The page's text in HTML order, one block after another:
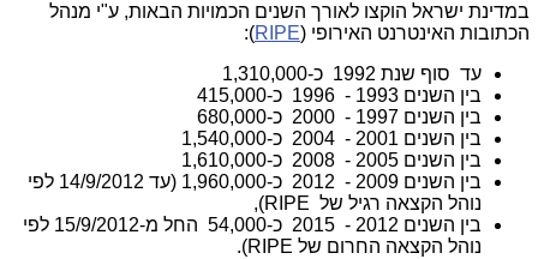
במדינת ישראל הוקצו לאורך השנים הכמויות הבאות, ע"י מנהל
הכתובות האינטרנט האירופי
(RIPE)
:
עד סוף שנת 1992 כ-1,310,000
בין השנים 1993 - 1996 כ-415,000
בין השנים 1997 - 2000 כ-680,000
בין השנים 2001 - 2004 כ-1,540,000
בין השנים 2005 - 2008 כ-1,610,000
בין השנים 2009 - 2012 כ-1,960,000 (עד
14/9/2012 לפי
נוהל הקצאה רגיל של RIPE
),
בין השנים 2012 - 2015 כ-54,000 החל מ-15/9/2012 לפי
נוהל הקצאה החרום של RIPE
).